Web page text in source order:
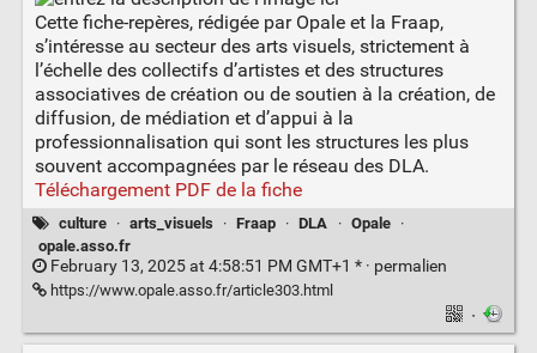
Cette fiche-repères, rédigée par Opale et la Fraap,
s’intéresse au secteur des arts visuels, strictement à
l’échelle des collectifs d’artistes et des structures
associatives de création ou de soutien à la création, de
diffusion, de médiation et d’appui à la
professionnalisation qui sont les structures les plus
souvent accompagnées par le réseau des DLA.
Téléchargement PDF de la fiche
culture · arts_visuels · Fraap · DLA · Opale
·
opale.asso.fr
February 13, 2025 at 4:58:51 PM GMT+1 * · permalien
https://www.opale.asso.fr/article303.html
·